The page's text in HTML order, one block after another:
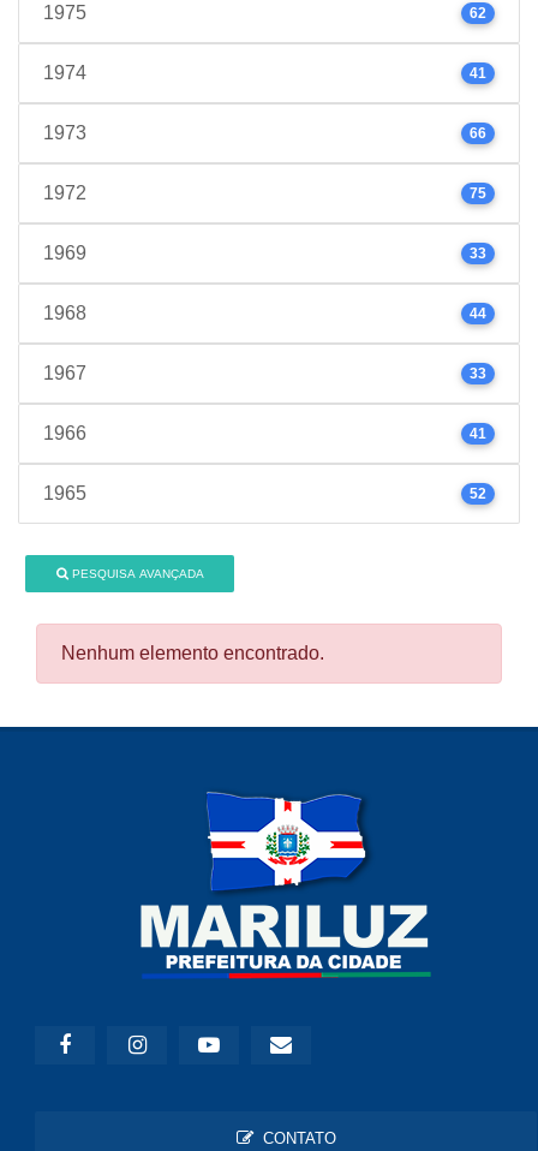
1975 62
1974 41
1973 66
1972 75
1969 33
1968 44
1967 33
1966 41
1965 52
PESQUISA AVANÇADA
Nenhum elemento encontrado.
CONTATO